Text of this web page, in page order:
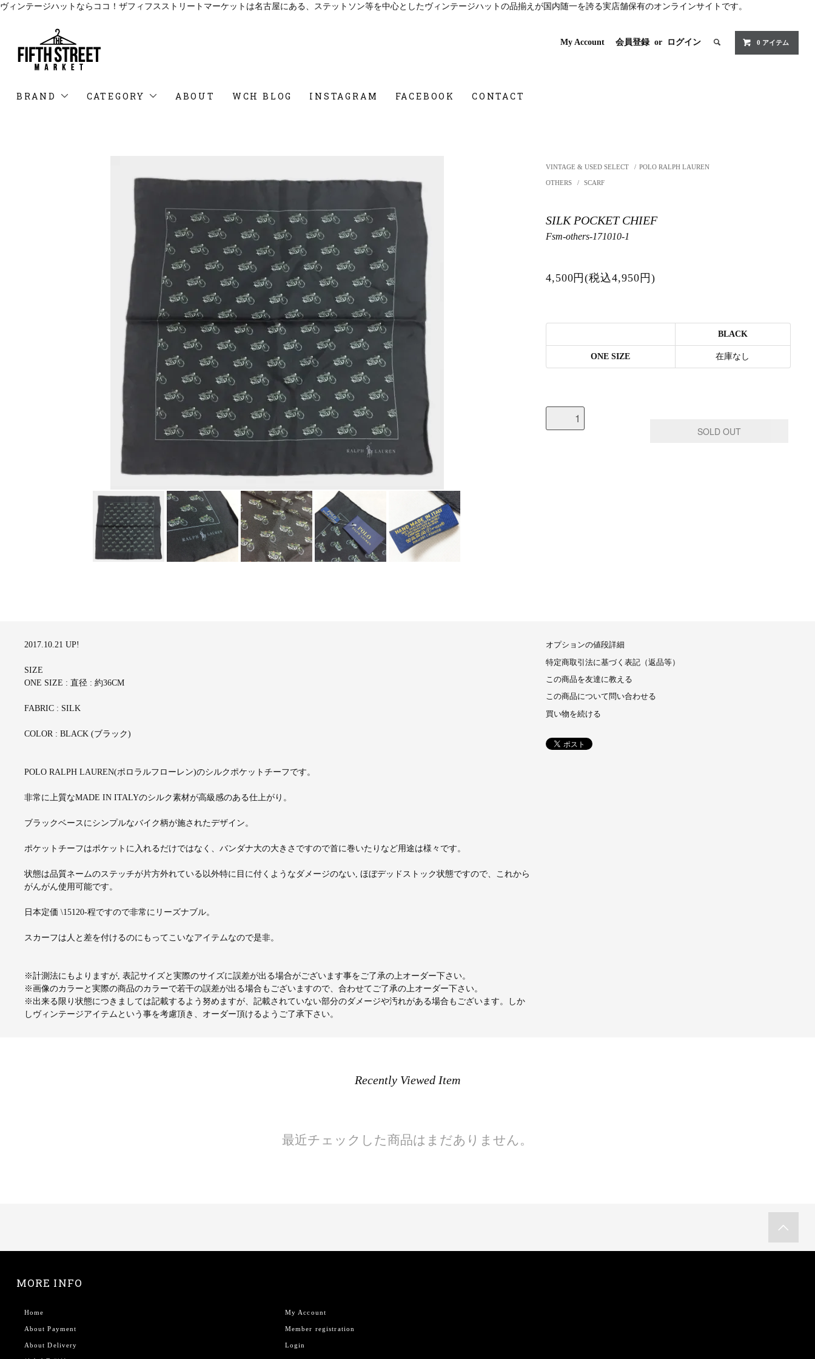
ヴィンテージハットならココ！ザフィフスストリートマーケットは名古屋にある、ステットソン等を中心としたヴィンテージハットの品揃えが国内随一を誇る実店舗保有のオンラインサイトです。
My Account 会員登録 or ログイン 0 アイテム
BRAND CATEGORY ABOUT WCH BLOG INSTAGRAM FACEBOOK CONTACT
VINTAGE & USED SELECT / POLO RALPH LAUREN
OTHERS / SCARF
SILK POCKET CHIEF
Fsm-others-171010-1
4,500円(税込4,950円)
BLACK
ONE SIZE 在庫なし
2017.10.21 UP!
SIZE
ONE SIZE : 直径 : 約36CM
FABRIC : SILK
COLOR : BLACK (ブラック)
POLO RALPH LAUREN(ポロラルフローレン)のシルクポケットチーフです。
非常に上質なMADE IN ITALYのシルク素材が高級感のある仕上がり。
ブラックベースにシンプルなバイク柄が施されたデザイン。
ポケットチーフはポケットに入れるだけではなく、バンダナ大の大きさですので首に巻いたりなど用途は様々です。
状態は品質ネームのステッチが片方外れている以外特に目に付くようなダメージのない, ほぼデッドストック状態ですので、これから
がんがん使用可能です。
日本定価 \15120-程ですので非常にリーズナブル。
スカーフは人と差を付けるのにもってこいなアイテムなので是非。
※計測法にもよりますが, 表記サイズと実際のサイズに誤差が出る場合がございます事をご了承の上オーダー下さい。
※画像のカラーと実際の商品のカラーで若干の誤差が出る場合もございますので、合わせてご了承の上オーダー下さい。
※出来る限り状態につきましては記載するよう努めますが、記載されていない部分のダメージや汚れがある場合もございます。しか
しヴィンテージアイテムという事を考慮頂き、オーダー頂けるようご了承下さい。
オプションの値段詳細
特定商取引法に基づく表記（返品等）
この商品を友達に教える
この商品について問い合わせる
買い物を続ける
Recently Viewed Item
最近チェックした商品はまだありません。
MORE INFO
Home
About Payment
About Delivery
My Account
Member registration
Login